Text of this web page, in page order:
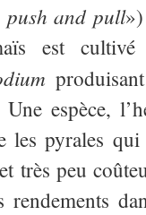
push and pull
est cultivé
espèce,
les pyrales
très peu